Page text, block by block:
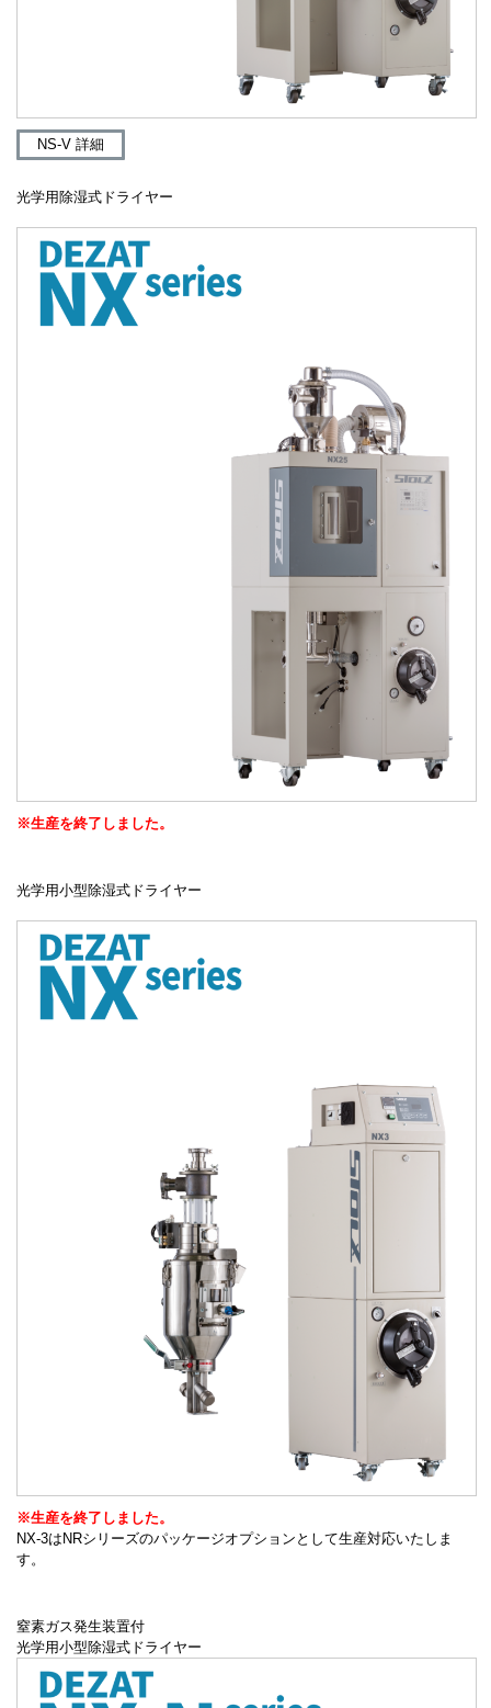
NS-V 詳細
光学用除湿式ドライヤー
※生産を終了しました。
光学用小型除湿式ドライヤー
※生産を終了しました。
NX-3はNRシリーズのパッケージオプションとして生産対応いたしま
す。
窒素ガス発生装置付
光学用小型除湿式ドライヤー